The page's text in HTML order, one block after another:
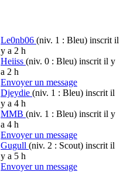
Le0nb06 (niv. 1 : Bleu) inscrit il
y a 2 h
Heiiss (niv. 0 : Bleu) inscrit il y
a 2 h
Envoyer un message
Djeydie (niv. 1 : Bleu) inscrit il
y a 4 h
MMB (niv. 1 : Bleu) inscrit il y
a 4 h
Envoyer un message
Gugull (niv. 2 : Scout) inscrit il
y a 5 h
Envoyer un message